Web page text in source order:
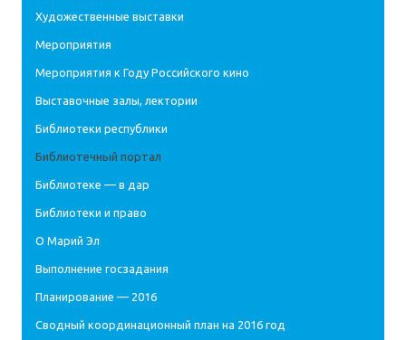
Художественные выставки
Мероприятия
Мероприятия к Году Российского кино
Выставочные залы, лектории
Библиотеки республики
Библиотечный портал
Библиотеке — в дар
Библиотеки и право
О Марий Эл
Выполнение госзадания
Планирование — 2016
Сводный координационный план на 2016 год